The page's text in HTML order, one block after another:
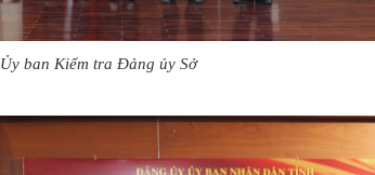
Ủy ban Kiểm tra Đảng ủy Sở